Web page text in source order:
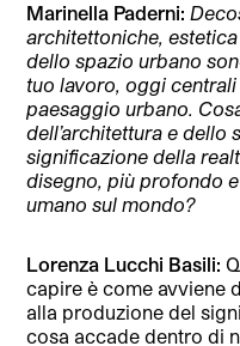
Marinella Paderni:
architettoniche,
dello spazio urbano
tuo lavoro, oggi
paesaggio urbano.
dell’architettura e dello
significazione della
disegno, più profondo
umano sul mondo?
Lorenza Lucchi Basili:
capire è come avviene
alla produzione del
cosa accade dentro di